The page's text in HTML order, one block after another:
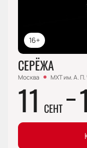
16+
СЕРЁЖА
Москва МХТ им. А. П.
11 СЕНТ